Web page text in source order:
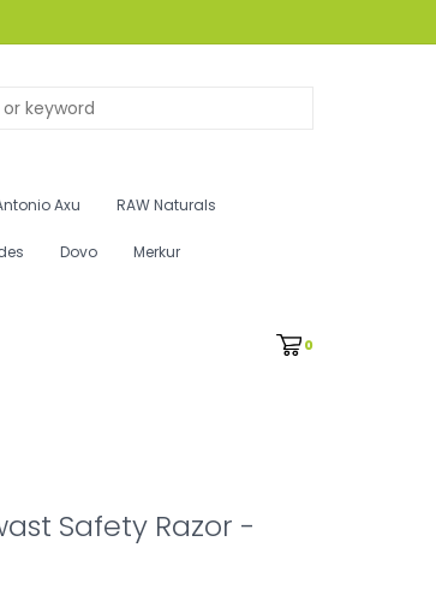
Axu RAW Naturals
Dovo Merkur
0
Safety Razor -